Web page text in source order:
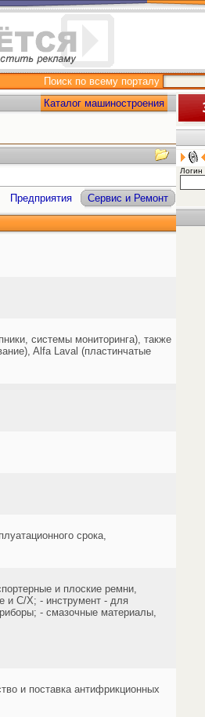
Поиск по всему порталу
Каталог машиностроения
Предприятия Сервис и Ремонт
системы мониторинга), также
Alfa Laval (пластинчатые
срока,
и плоские ремни,
и С/Х; - инструмент - для
- смазочные материалы,
и поставка антифрикционных
Логин